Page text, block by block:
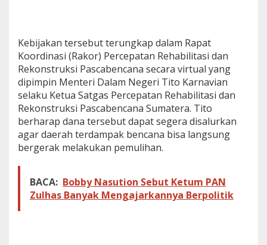
i
n
s
i
S
u
m
t
J
u
D
a
p
Kebijakan tersebut terungkap dalam Rapat
Koordinasi (Rakor) Percepatan Rehabilitasi dan
Rekonstruksi Pascabencana secara virtual yang
dipimpin Menteri Dalam Negeri Tito Karnavian
selaku Ketua Satgas Percepatan Rehabilitasi dan
Rekonstruksi Pascabencana Sumatera. Tito
berharap dana tersebut dapat segera disalurkan
agar daerah terdampak bencana bisa langsung
bergerak melakukan pemulihan.
BACA: Bobby Nasution Sebut Ketum PAN
Zulhas Banyak Mengajarkannya Berpolitik